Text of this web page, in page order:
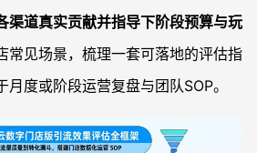
渠道真实贡献并指导下阶段预算与玩
常见场景，梳理一套可落地的评估指
度或阶段运营复盘与团队SOP。